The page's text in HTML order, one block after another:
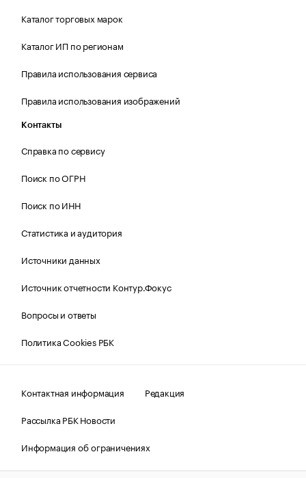
Каталог торговых марок
Каталог ИП по регионам
Правила использования сервиса
Правила использования изображений
Контакты
Справка по сервису
Поиск по ОГРН
Поиск по ИНН
Статистика и аудитория
Источники данных
Источник отчетности Контур.Фокус
Вопросы и ответы
Политика Cookies РБК
Контактная информация
Редакция
Рассылка РБК Новости
Информация об ограничениях
Правовая информация
О соблюдении авторских прав